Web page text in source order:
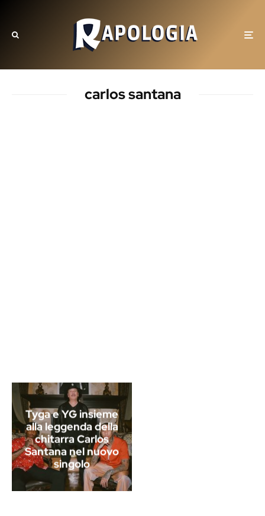
carlos santana
Tyga e YG insieme
alla leggenda della
chitarra Carlos
Santana nel nuovo
singolo